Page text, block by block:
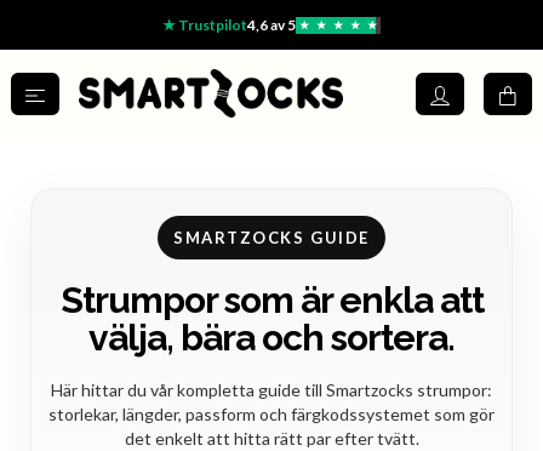
★ Trustpilot4,6 av 5 ★ ★ ★ ★ ★
SMARTZOCKS GUIDE
Strumpor som är enkla att
välja, bära och sortera.
Här hittar du vår kompletta guide till Smartzocks strumpor:
storlekar, längder, passform och färgkodssystemet som gör
det enkelt att hitta rätt par efter tvätt.